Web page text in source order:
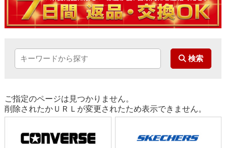
ご指定のページは見つかりません。
削除されたかＵＲＬが変更されたため表示できません。